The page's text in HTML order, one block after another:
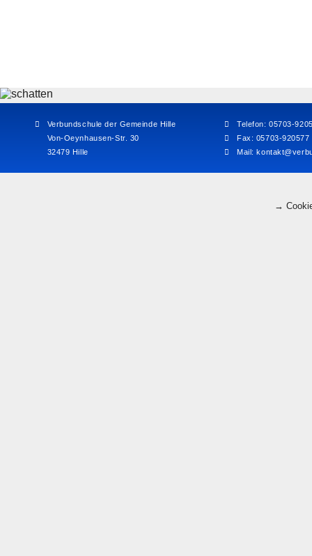
Verbundschule der Gemeinde Hille
Von-Oeynhausen-Str. 30
32479 Hille
Telefon: 05703-
Fax: 05703-920577
Mail:
→